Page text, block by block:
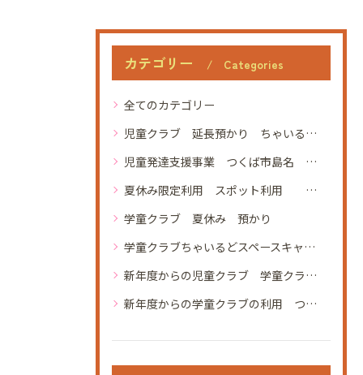
カテゴリー Categories
全てのカテゴリー
児童クラブ 延長預かり ちゃいるどスペースキャビン
児童発達支援事業 つくば市島名 あっぷびーと 利用者募集 土曜開所 未就学児 発達が気になる 発達障害
夏休み限定利用 スポット利用 児童クラブ 学童クラブ 学童保育 ちゃいるどスペースキャビン つくば市 葛城小学校 手代木南小学校 松代小学校 学園の森義務療育学校 研究学園小学校 春日学園 定員45名 空きあり 見学
学童クラブ 夏休み 預かり
学童クラブちゃいるどスペースキャビン
新年度からの児童クラブ 学童クラブ 学童保育 ちゃいるどスペースキャビン つくば市 葛城小学校 手代木南小学校 松代小学校 学園の森義務療育学校 研究学園小学校 春日学園 定員45名 空きあり 見学 4月から
新年度からの学童クラブの利用 つくば市西大橋 ちゃいるどスペースキャビン 小学生 放課後 見学 体験 土曜開所 夏休み イベント